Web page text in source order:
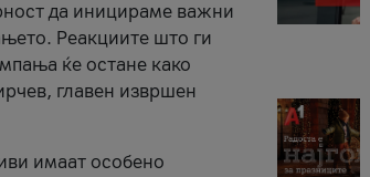
да иницираме важни
Реакциите што ги
ќе остане како
главен извршен
имаат особено